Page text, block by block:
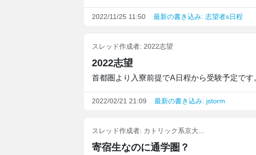
2022/11/25 11:50 最新の書き込み: 志望者s日程
スレッド作成者: 2022志望
2022志望
首都圏より入寮前提でA日程から受験予定です
2022/02/21 21:09 最新の書き込み: jstorm
スレッド作成者: カトリック系京大...
寄宿生なのに通学圏？